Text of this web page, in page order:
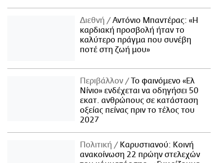
Διεθνή
Αντόνιο Μπαντέρας: «Η
καρδιακή προσβολή ήταν το
καλύτερο πράγμα που συνέβη
ποτέ στη ζωή μου»
Περιβάλλον
Το φαινόμενο «Ελ
Νίνιο» ενδέχεται να οδηγήσει 50
εκατ. ανθρώπους σε κατάσταση
οξείας πείνας πριν το τέλος του
2027
Πολιτική
Καρυστιανού: Κοινή
ανακοίνωση 22 πρώην στελεχών